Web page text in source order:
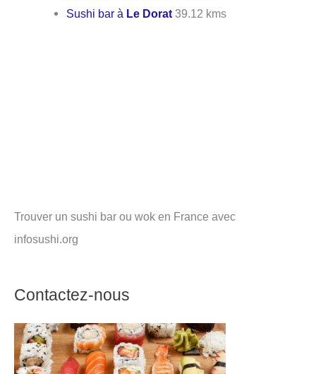
Sushi bar à Le Dorat 39.12 kms
Trouver un sushi bar ou wok en France avec
infosushi.org
Contactez-nous